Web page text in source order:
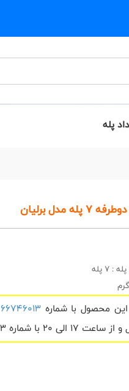
پله
مدل برلیان
7 پله
محصول با شماره66746013
09122251023 تماس بگیرید .